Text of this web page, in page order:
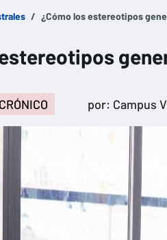
¿Cómo los estereotipos
por: Campus